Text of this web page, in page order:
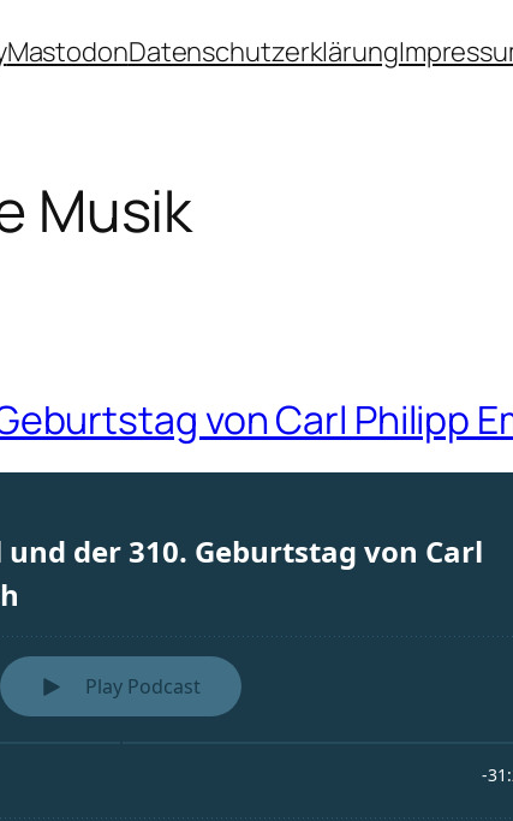
MastodonDatenschutzerklärung
Musik
von Carl Philipp